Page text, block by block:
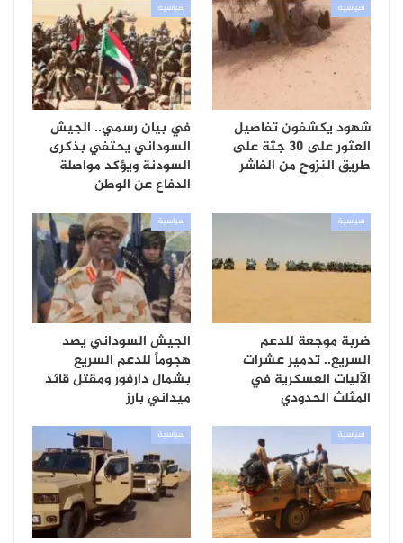
سياسية
شهود يكشفون تفاصيل
العثور على 30 جثة على
طريق النزوح من الفاشر
سياسية
في بيان رسمي.. الجيش
السوداني يحتفي بذكرى
السودنة ويؤكد مواصلة
الدفاع عن الوطن
سياسية
ضربة موجعة للدعم
السريع.. تدمير عشرات
الآليات العسكرية في
المثلث الحدودي
سياسية
الجيش السوداني يصد
هجوماً للدعم السريع
بشمال دارفور ومقتل قائد
ميداني بارز
سياسية سياسية